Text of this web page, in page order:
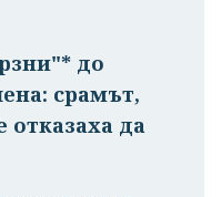
до
срамът,
отказаха да